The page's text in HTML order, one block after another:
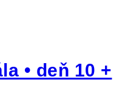
• deň 10 +